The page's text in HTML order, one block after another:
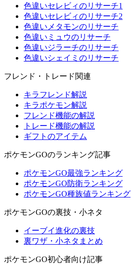
色違いセレビィのリサーチ1
色違いセレビィのリサーチ2
色違いメタモンのリサーチ
色違いミュウのリサーチ
色違いジラーチのリサーチ
色違いシェイミのリサーチ
フレンド・トレード関連
キラフレンド解説
キラポケモン解説
フレンド機能の解説
トレード機能の解説
ギフトのアイテム
ポケモンGOのランキング記事
ポケモンGO最強ランキング
ポケモンGO防衛ランキング
ポケモンGO種族値ランキング
ポケモンGOの裏技・小ネタ
イーブイ進化の裏技
裏ワザ・小ネタまとめ
ポケモンGO初心者向け記事